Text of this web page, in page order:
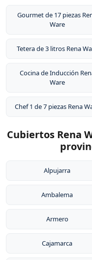
Gourmet de 17 piezas
Ware
Tetera de 3 litros Rena
Cocina de Inducción
Ware
Chef 1 de 7 piezas Rena
Cubiertos Rena
Alpujarra
Ambalema
Armero
Cajamarca